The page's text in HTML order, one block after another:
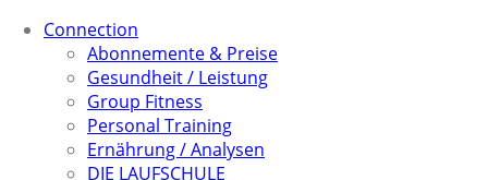
Connection
Abonnemente & Preise
Gesundheit / Leistung
Group Fitness
Personal Training
Ernährung / Analysen
DIE LAUFSCHULE